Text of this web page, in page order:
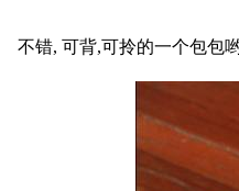
不错, 可背,可拎的一个包包